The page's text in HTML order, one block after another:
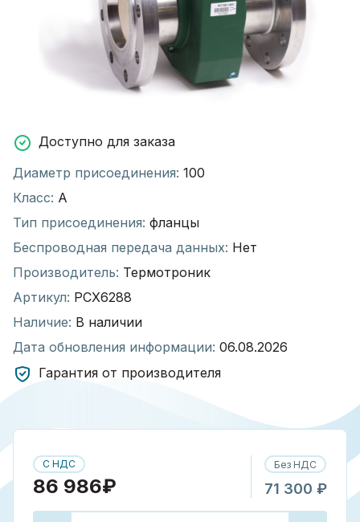
Доступно для заказа
Диаметр присоединения: 100
Класс: А
Тип присоединения: фланцы
Беспроводная передача данных: Нет
Производитель: Термотроник
Артикул: РСХ6288
Наличие: В наличии
Дата обновления информации: 06.08.2026
Гарантия от производителя
С НДС
86 986₽
Без НДС
71 300 ₽